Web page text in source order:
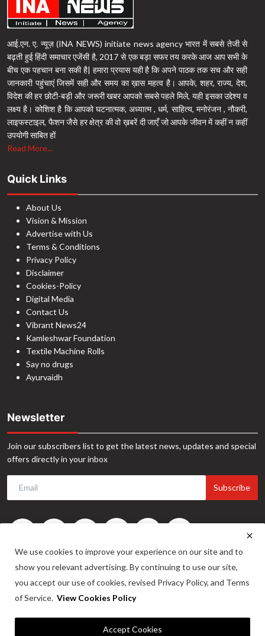
आई.एन. ए. न्यूज़ (INA NEWS) initiate news agency भारत में सबसे तेजी से
बढ़ती हुई हिंदी समाचार एजेंसी है, 2017 से एक बड़ा सफर तय करके आज आप सभी के
बीच एक पहचान बना सकी है| हमारा प्रयास यही है कि अपने पाठक तक सच और सही
जानकारी पहुंचाएं जिसमें सही और समय का ख़ास महत्व है। आपके, शहर, राज्य, देश,
विदेश की हर छोटी-बड़ी और जरूरी खबर आपको सबसे पहले मिले, यही इसका उद्देश्य व
लक्ष्य है। कोशिश है कि आपको घटनात्मक, अध्यात्म , धर्म, साहित्य, मनोरंजन , नौकरी,
लाइफस्टाइल, फैशन जैसे हर क्षेत्र की वो ख़बरें दी जाएँ जो आपके जीवन में कहीं न कहीं
उपयोगी साबित हों
Read More...
Quick Links
About Us
Vision & Mission
Advertise with Us
Terms & Conditions
Privacy Policy
Disclaimer
Cookies-Policy
Digital Media
Contact Us
Vibrant News24
Kamleshwar Foundation
Textile Machine Rolls
Say no drugs
Ayurvaidh
Newsletter
Join our subscribers list to get the latest news, updates and special
offers directly in your inbox
Subscribe
©2024. INA News. All Rights Reserved. Website Developed by -
We use cookies to improve your experience on our site and to
show you relevant advertising. By continuing to use our site,
you accept our use of cookies, revised Privacy Policy, and Terms
of Service. View Cookies Policy
Accept Cookies